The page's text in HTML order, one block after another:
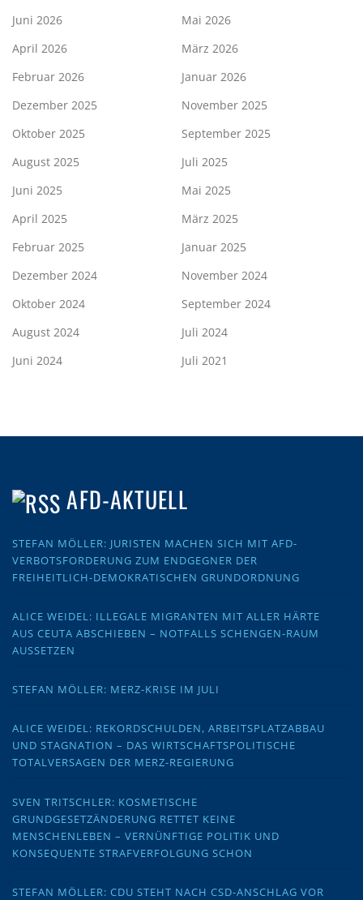
Juni 2026
Mai 2026
April 2026
März 2026
Februar 2026
Januar 2026
Dezember 2025
November 2025
Oktober 2025
September 2025
August 2025
Juli 2025
Juni 2025
Mai 2025
April 2025
März 2025
Februar 2025
Januar 2025
Dezember 2024
November 2024
Oktober 2024
September 2024
August 2024
Juli 2024
Juni 2024
Juli 2021
AFD-AKTUELL
STEFAN MÖLLER: JURISTEN MACHEN SICH MIT AFD-
VERBOTSFORDERUNG ZUM ENDGEGNER DER
FREIHEITLICH-DEMOKRATISCHEN GRUNDORDNUNG
ALICE WEIDEL: ILLEGALE MIGRANTEN MIT ALLER HÄRTE
AUS CEUTA ABSCHIEBEN – NOTFALLS SCHENGEN-RAUM
AUSSETZEN
STEFAN MÖLLER: MERZ-KRISE IM JULI
ALICE WEIDEL: REKORDSCHULDEN, ARBEITSPLATZABBAU
UND STAGNATION – DAS WIRTSCHAFTSPOLITISCHE
TOTALVERSAGEN DER MERZ-REGIERUNG
SVEN TRITSCHLER: KOSMETISCHE
GRUNDGESETZÄNDERUNG RETTET KEINE
MENSCHENLEBEN – VERNÜNFTIGE POLITIK UND
KONSEQUENTE STRAFVERFOLGUNG SCHON
STEFAN MÖLLER: CDU STEHT NACH CSD-ANSCHLAG VOR